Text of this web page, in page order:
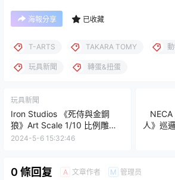
海報分享 已收藏
T-ARTS TAKARA TOMY
玩具新聞 轉蛋&扭蛋
玩具新聞
Iron Studios 《死侍與金鋼
狼》Art Scale 1/10 比例雕
像，相愛相殺搭擋公主抱的曖
2024-5-6 15:32:46
人》巡
Patrol
0 條回复 A 文章作者 M 管理员